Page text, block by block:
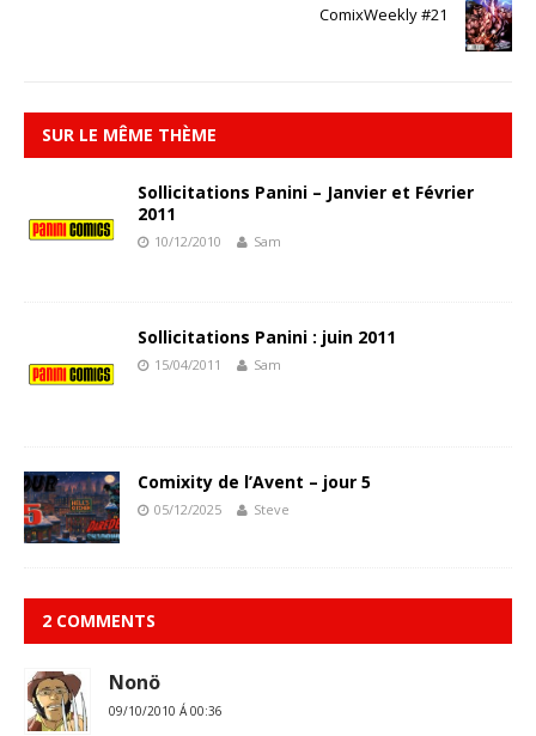
ComixWeekly #21
SUR LE MÊME THÈME
Sollicitations Panini – Janvier et Février
2011
10/12/2010 Sam
Sollicitations Panini : juin 2011
15/04/2011 Sam
Comixity de l’Avent – jour 5
05/12/2025 Steve
2 COMMENTS
Nonö
09/10/2010 Á 00:36